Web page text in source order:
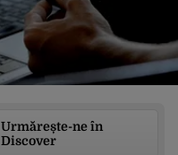
Urmărește-ne în
Discover